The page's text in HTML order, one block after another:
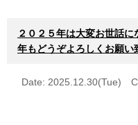
２０２５年は大変お世話に
年もどうぞよろしくお願い
Date: 2025.12.30(Tue)